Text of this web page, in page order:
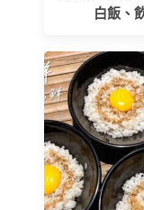
白飯、